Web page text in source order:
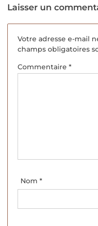
Laisser un
Votre adresse e-mail
champs obligatoires
Commentaire *
Nom *